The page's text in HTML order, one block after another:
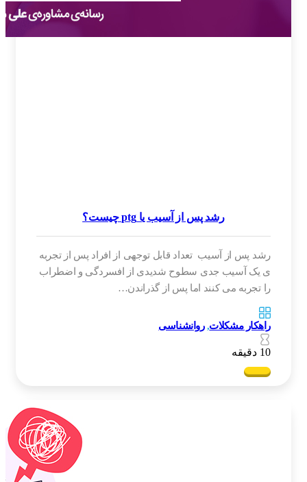
رشد پس از آسیب یا ptg چیست؟
رشد پس از آسیب تعداد قابل توجهی از افراد پس از تجربه
ی یک آسیب جدی سطوح شدیدی از افسردگی و اضطراب
را تجربه می کنند اما پس از گذراندن…
راهکار مشکلات,روانشناسی